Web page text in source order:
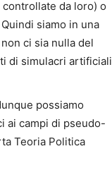
da loro) o
siamo in una
ci sia nulla del
di simulacri artificiali
possiamo
ai campi di pseudo-
Teoria Politica